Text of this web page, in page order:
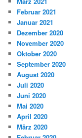
Februar 2021
Januar 2021
Dezember 2020
November 2020
Oktober 2020
September 2020
August 2020
Juli 2020
Juni 2020
Mai 2020
April 2020
März 2020